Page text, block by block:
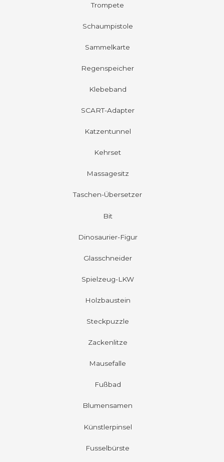
Trompete
Schaumpistole
Sammelkarte
Regenspeicher
Klebeband
SCART-Adapter
Katzentunnel
Kehrset
Massagesitz
Taschen-Übersetzer
Bit
Dinosaurier-Figur
Glasschneider
Spielzeug-LKW
Holzbaustein
Steckpuzzle
Zackenlitze
Mausefalle
Fußbad
Blumensamen
Künstlerpinsel
Fusselbürste